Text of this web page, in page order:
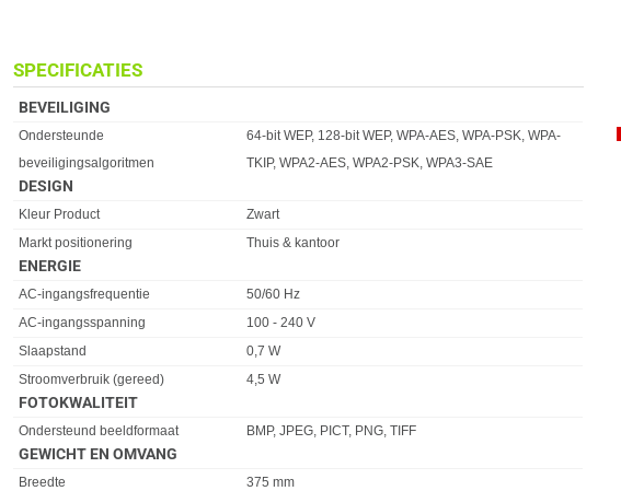
SPECIFICATIES
BEVEILIGING
Eigenschap Waarde
Ondersteunde
beveiligingsalgoritmen
64-bit WEP, 128-bit WEP, WPA-AES, WPA-PSK, WPA-
TKIP, WPA2-AES, WPA2-PSK, WPA3-SAE
DESIGN
Eigenschap Waarde
Kleur Product
Zwart
Markt positionering
Thuis & kantoor
ENERGIE
Eigenschap Waarde
AC-ingangsfrequentie
50/60 Hz
AC-ingangsspanning
100 - 240 V
Slaapstand
0,7 W
Stroomverbruik (gereed)
4,5 W
FOTOKWALITEIT
Eigenschap Waarde
Ondersteund beeldformaat BMP, JPEG, PICT, PNG, TIFF
GEWICHT EN OMVANG
Eigenschap
Breedte
375 mm